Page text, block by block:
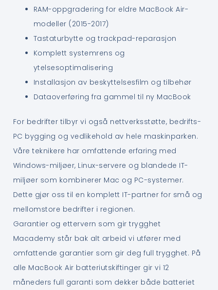
RAM-oppgradering for eldre MacBook Air-
modeller (2015-2017)
Tastaturbytte og trackpad-reparasjon
Komplett systemrens og
ytelsesoptimalisering
Installasjon av beskyttelsesfilm og tilbehør
Dataoverføring fra gammel til ny MacBook
For bedrifter tilbyr vi også nettverksstøtte, bedrifts-
PC bygging og vedlikehold av hele maskinparken.
Våre teknikere har omfattende erfaring med
Windows-miljøer, Linux-servere og blandede IT-
miljøer som kombinerer Mac og PC-systemer.
Dette gjør oss til en komplett IT-partner for små og
mellomstore bedrifter i regionen.
Garantier og ettervern som gir trygghet
Macademy står bak alt arbeid vi utfører med
omfattende garantier som gir deg full trygghet. På
alle MacBook Air batteriutskiftinger gir vi 12
måneders full garanti som dekker både batteriet